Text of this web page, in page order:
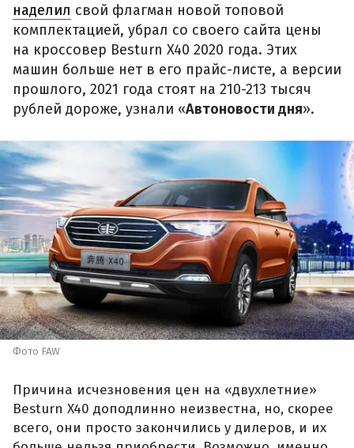
наделил свой флагман новой топовой
комплектацией, убрал со своего сайта цены
на кроссовер Besturn X40 2020 года. Этих
машин больше нет в его прайс-листе, а версии
прошлого, 2021 года стоят на 210-213 тысяч
рублей дороже, узнали «Автоновости дня».
Фото FAW
Причина исчезновения цен на «двухлетние»
Besturn X40 доподлинно неизвестна, но, скорее
всего, они просто закончились у дилеров, и их